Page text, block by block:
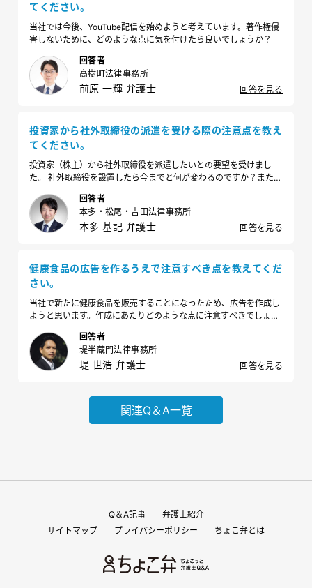
てください。
当社では今後、YouTube配信を始めようと考えています。著作権侵
害しないために、どのような点に気を付けたら良いでしょうか？
回答者
高樹町法律事務所
前原 一輝 弁護士 回答を見る
投資家から社外取締役の派遣を受ける際の注意点を教え
てください。
投資家（株主）から社外取締役を派遣したいとの要望を受けまし
た。 社外取締役を設置したら今までと何が変わるのですか？また派
回答者
本多・松尾・吉田法律事務所
本多 基記 弁護士 回答を見る
健康食品の広告を作るうえで注意すべき点を教えてくだ
さい。
当社で新たに健康食品を販売することになったため、広告を作成し
ようと思います。作成にあたりどのような点に注意すべきでしょう
回答者
堤半蔵門法律事務所
堤 世浩 弁護士 回答を見る
関連Q＆A一覧
Q＆A記事
弁護士紹介
サイトマップ
プライバシーポリシー ちょこ弁とは